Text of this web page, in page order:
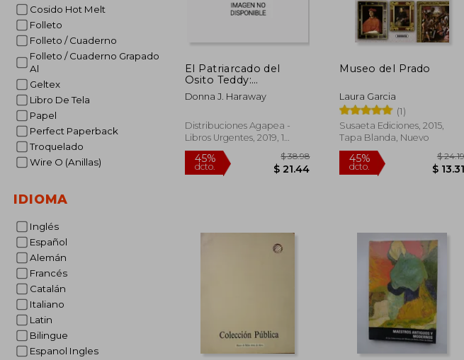
Cosido Hot Melt
Folleto
Folleto / Cuaderno
Folleto / Cuaderno Grapado
Al
Geltex
Libro De Tela
Papel
Perfect Paperback
Troquelado
Wire O (Anillas)
IDIOMA
Inglés
Español
Alemán
Francés
Catalán
Italiano
Latin
Bilingue
Espanol Ingles
El Patriarcado del
Osito Teddy:
Taxidermia en el
Jardín del Edén
Donna J. Haraway
Distribuciones Agapea -
Libros Urgentes, 2019, 1
Edición, Tapa Blanda,
Nuevo
dcto.
Museo del Prado
Laura Garcia
(1)
Susaeta Ediciones, 2015,
Tapa Blanda, Nuevo
dcto.